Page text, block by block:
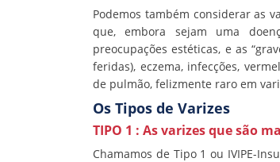
Podemos também considerar as
que, embora sejam uma
preocupações estéticas, e as
feridas), eczema, infecções,
de pulmão, felizmente raro em
Os Tipos de Varizes
TIPO 1 : As varizes que são
Chamamos de Tipo 1 ou IVIPE-